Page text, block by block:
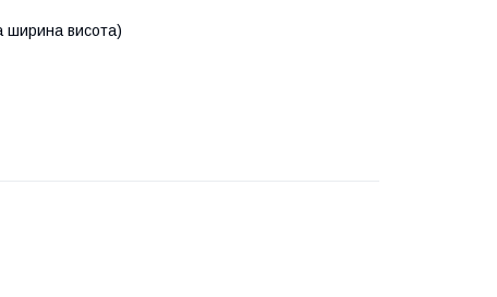
ширина висота)